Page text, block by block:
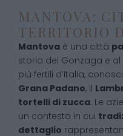
MANTOVA:
TERRITORIO
Mantova è una città
storia dei Gonzaga e
più fertili d’Italia,
Grana Padano, il
tortelli di zucca. Le
un contesto in cui
dettaglio